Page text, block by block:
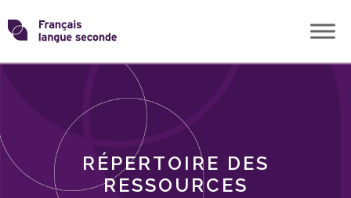
Skip
toTransformons
langue
RÉPERTOIRE DES
RESSOURCES
THÈMES